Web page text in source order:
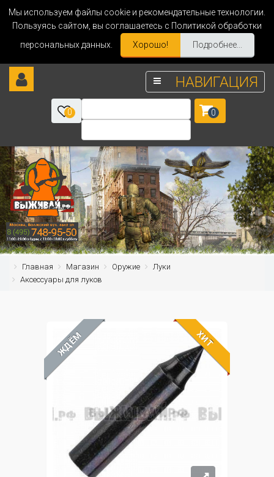
Мы используем файлы cookie и рекомендательные технологии.
Пользуясь сайтом, вы соглашаетесь с Политикой обработки
персональных данных.
Хорошо! Подробнее...
НАВИГАЦИЯ
0 0
Главная Магазин Оружие
Луки
Аксессуары для луков
ЖДЁМ ХИТ